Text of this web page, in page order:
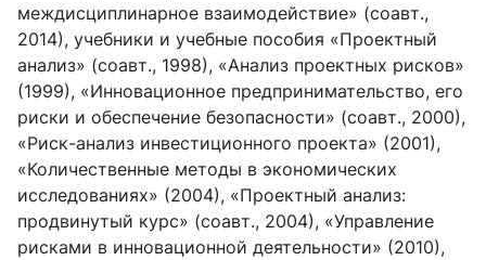
междисциплинарное взаимодействие» (соавт.,
2014), учебники и учебные пособия «Проектный
анализ» (соавт., 1998), «Анализ проектных рисков»
(1999), «Инновационное предпринимательство, его
риски и обеспечение безопасности» (соавт., 2000),
«Риск-анализ инвестиционного проекта» (2001),
«Количественные методы в экономических
исследованиях» (2004), «Проектный анализ:
продвинутый курс» (соавт., 2004), «Управление
рисками в инновационной деятельности» (2010),